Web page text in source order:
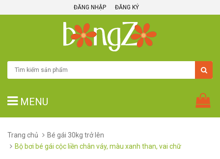
ĐĂNG NHẬP ĐĂNG KÝ
MENU
Trang chủ
Bé gái 30kg trở lên
Bộ bơi bé gái cộc liền chân váy, màu xanh than, vai chữ